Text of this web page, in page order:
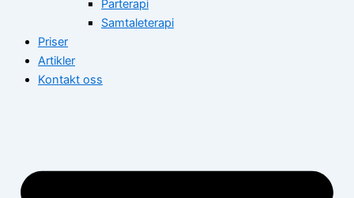
Parterapi
Samtaleterapi
Priser
Artikler
Kontakt oss